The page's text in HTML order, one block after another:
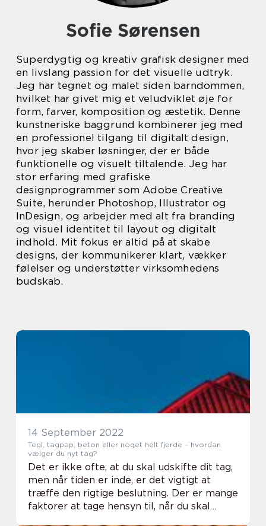
Sofie Sørensen
Superdygtig og kreativ grafisk designer med
en livslang passion for det visuelle udtryk.
Jeg har tegnet og malet siden barndommen,
hvilket har givet mig et veludviklet øje for
form, farver, komposition og æstetik. Denne
kunstneriske baggrund kombinerer jeg med
en professionel tilgang til digitalt design,
hvor jeg skaber løsninger, der er både
funktionelle og visuelt tiltalende. Jeg har
stor erfaring med grafiske
designprogrammer som Adobe Creative
Suite, herunder Photoshop, Illustrator og
InDesign, og arbejder med alt fra branding
og visuel identitet til layout og digitalt
indhold. Mit fokus er altid på at skabe
designs, der kommunikerer klart, vækker
følelser og understøtter virksomhedens
budskab.
14 September 2022
Tegl, tagpap, beton eller noget helt fjerde – hvordan
vælger du nyt tag?
Det er ikke ofte, at du skal udskifte dit tag,
men når tiden er inde, er det vigtigt at
træffe den rigtige beslutning. Der er mange
faktorer at tage hensyn til, når du skal